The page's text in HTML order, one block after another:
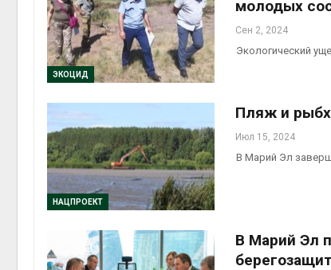
ЭКОЦИД
молодых
Сен 2, 2024
Экологический
НАЦПРОЕКТ
Пляж и
Июл 15, 2024
В Марий Эл
В Марий Эл